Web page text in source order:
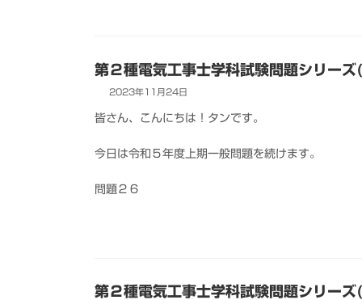
第２種電気工事士学科試験問題シリー
2023年11月24日
皆さん、こんにちは！タンです。
今日は令和５年度上期一般問題を続けます。
問題２６
第２種電気工事士学科試験問題シリー